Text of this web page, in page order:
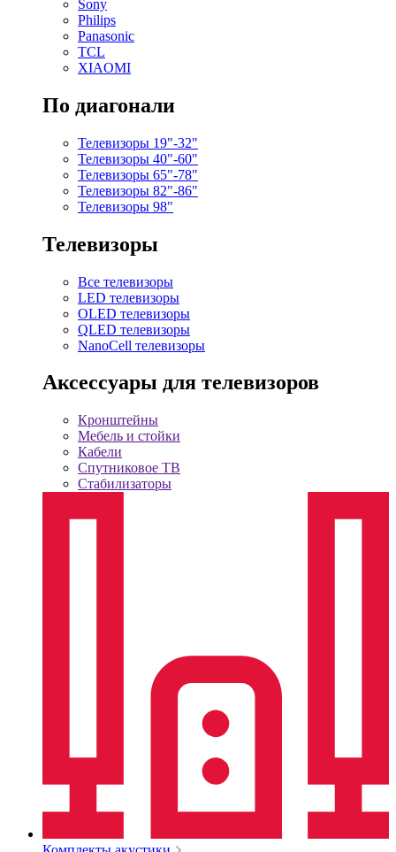
Sony
Philips
Panasonic
TCL
XIAOMI
По диагонали
Телевизоры 19"-32"
Телевизоры 40"-60"
Телевизоры 65"-78"
Телевизоры 82"-86"
Телевизоры 98"
Телевизоры
Все телевизоры
LED телевизоры
OLED телевизоры
QLED телевизоры
NanoCell телевизоры
Аксессуары для телевизоров
Кронштейны
Мебель и стойки
Кабели
Спутниковое ТВ
Стабилизаторы